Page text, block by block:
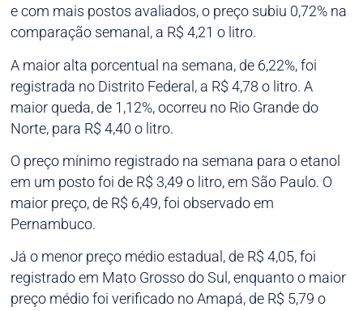
e com mais postos avaliados, o preço subiu 0,72% na
comparação semanal, a R$ 4,21 o litro.
A maior alta porcentual na semana, de 6,22%, foi
registrada no Distrito Federal, a R$ 4,78 o litro. A
maior queda, de 1,12%, ocorreu no Rio Grande do
Norte, para R$ 4,40 o litro.
O preço mínimo registrado na semana para o etanol
em um posto foi de R$ 3,49 o litro, em São Paulo. O
maior preço, de R$ 6,49, foi observado em
Pernambuco.
Já o menor preço médio estadual, de R$ 4,05, foi
registrado em Mato Grosso do Sul, enquanto o maior
preço médio foi verificado no Amapá, de R$ 5,79 o